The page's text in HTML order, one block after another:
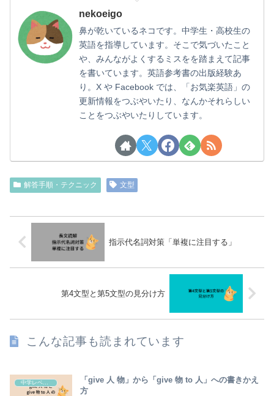
nekoeigo
鼻が乾いているネコです。中学生・高校生の
英語を指導しています。そこで気づいたこと
や、みんながよくするミスをを踏まえて記事
を書いています。英語参考書の出版経験あ
り。X や Facebook では、「お気楽英語」の
更新情報をつぶやいたり、なんかそれらしい
ことをつぶやいたりしています。
解答手順・テクニック 文型
指示代名詞対策「単複に注目する」
第4文型と第5文型の見分け方
こんな記事も読まれています
中学レベル英語の解説
「give 人 物」から「give 物 to 人」への書きかえ
方